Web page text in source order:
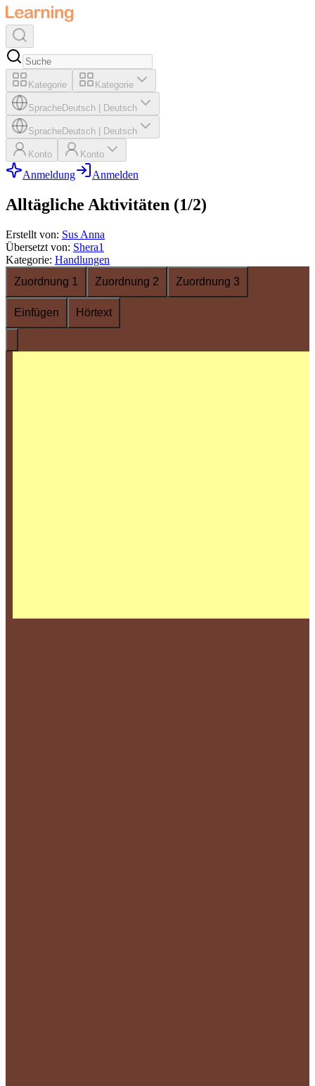
Kategorie Kategorie
SpracheDeutsch Deutsch
SpracheDeutsch Deutsch
Konto Konto
Anmeldung Anmelden
Alltägliche Aktivitäten (1/2)
Erstellt von: Sus Anna
Übersetzt von: Shera1
Kategorie: Handlungen
Zuordnung 1
Zuordnung 2 Zuordnung 3
Einfügen Hörtext